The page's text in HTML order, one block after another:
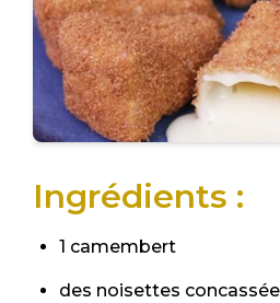
Ingrédients :
1 camembert
des noisettes